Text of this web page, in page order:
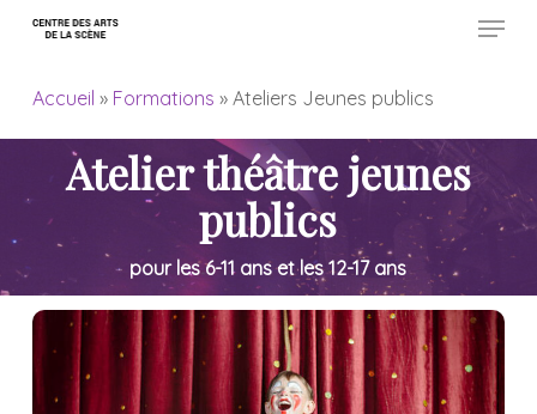
Skip
Menu
Accueil » Formations » Ateliers Jeunes publics
Atelier théâtre jeunes
publics
pour les 6-11 ans et les 12-17 ans